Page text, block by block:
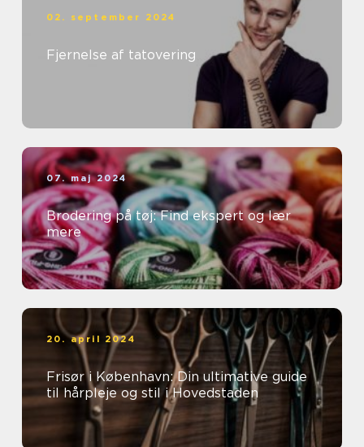
02. september 2024
Fjernelse af tatovering
07. maj 2024
Brodering på tøj: Find ekspert og lær
mere
20. april 2024
Frisør i København: Din ultimative guide
til hårpleje og stil i Hovedstaden